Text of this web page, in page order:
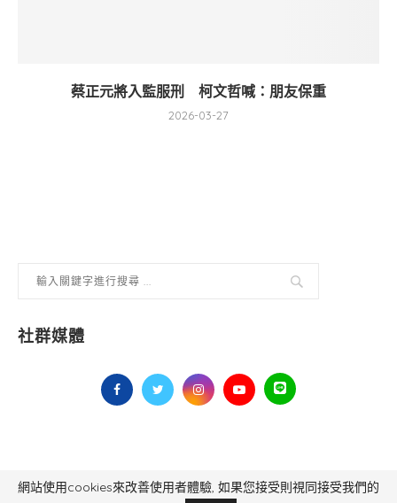
蔡正元將入監服刑 柯文哲喊：朋友保重
2026-03-27
社群媒體
毅傳媒控股股份有限公司 版權所有，非經授權，不得轉載 All Right Reserved.
網站使用cookies來改善使用者體驗, 如果您接受則視同接受我們的